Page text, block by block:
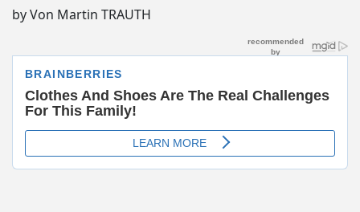
by Von Martin TRAUTH